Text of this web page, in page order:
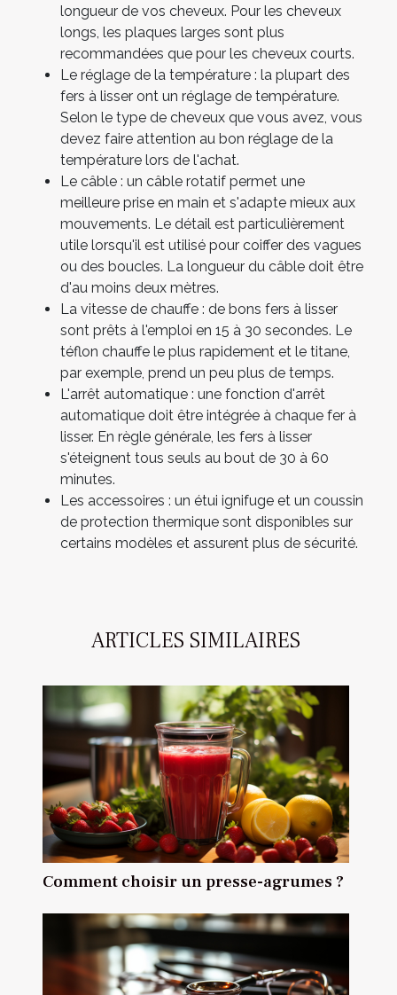
longueur de vos cheveux. Pour les cheveux
longs, les plaques larges sont plus
recommandées que pour les cheveux courts.
Le réglage de la température : la plupart des
fers à lisser ont un réglage de température.
Selon le type de cheveux que vous avez, vous
devez faire attention au bon réglage de la
température lors de l'achat.
Le câble : un câble rotatif permet une
meilleure prise en main et s'adapte mieux aux
mouvements. Le détail est particulièrement
utile lorsqu'il est utilisé pour coiffer des vagues
ou des boucles. La longueur du câble doit être
d'au moins deux mètres.
La vitesse de chauffe : de bons fers à lisser
sont prêts à l'emploi en 15 à 30 secondes. Le
téflon chauffe le plus rapidement et le titane,
par exemple, prend un peu plus de temps.
L'arrêt automatique : une fonction d'arrêt
automatique doit être intégrée à chaque fer à
lisser. En règle générale, les fers à lisser
s'éteignent tous seuls au bout de 30 à 60
minutes.
Les accessoires : un étui ignifuge et un coussin
de protection thermique sont disponibles sur
certains modèles et assurent plus de sécurité.
ARTICLES SIMILAIRES
Comment choisir un presse-agrumes ?